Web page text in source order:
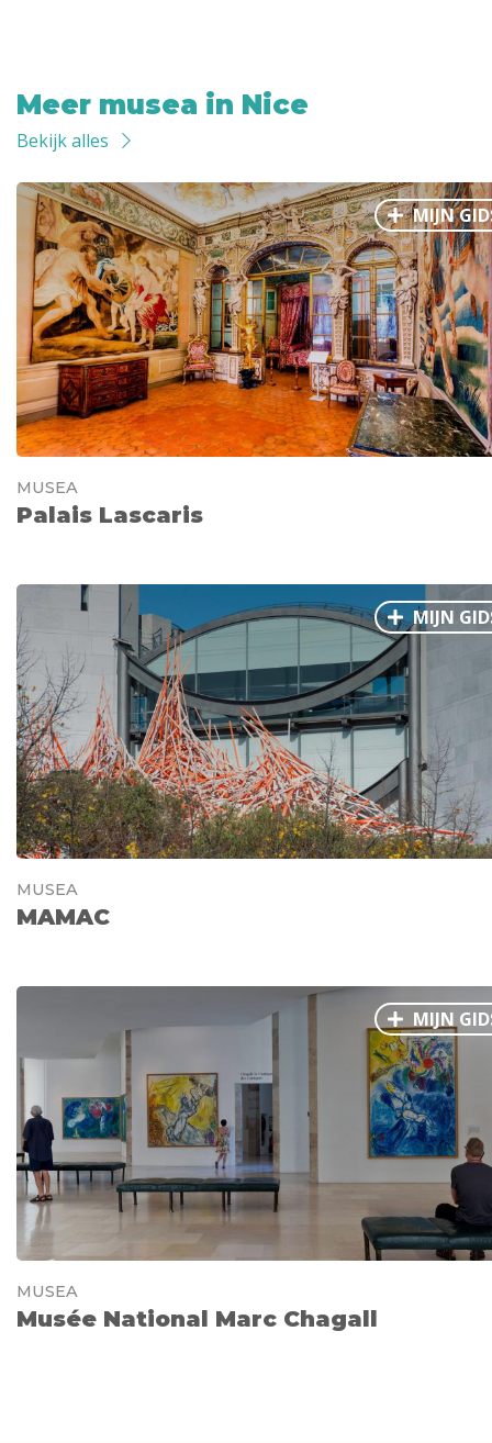
Meer musea in Nice
Bekijk alles
MIJN
MUSEA
Palais Lascaris
MIJN
MUSEA
MAMAC
MIJN
MUSEA
Musée National Marc Chagall